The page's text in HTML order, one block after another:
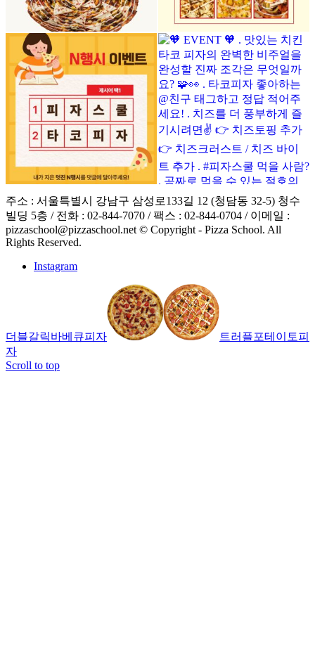
주소 : 서울특별시 강남구 삼성로133길 12 (청담동 32-5) 청수
빌딩 5층 / 전화 : 02-844-7070 / 팩스 : 02-844-0704 / 이메일 :
pizzaschool@pizzaschool.net © Copyright - Pizza School. All
Rights Reserved.
Instagram
더블갈릭바베큐피자
트러플포테이토피
자
Scroll to top